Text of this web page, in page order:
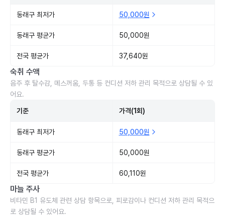
동래구 최저가 50,000원
동래구 평균가 50,000원
전국 평균가 37,640원
숙취 수액
음주 후 탈수감, 메스꺼움, 두통 등 컨디션 저하 관리 목적으로 상담될 수 있
어요.
기준 가격(1회)
동래구 최저가 50,000원
동래구 평균가 50,000원
전국 평균가 60,110원
마늘 주사
비타민 B1 유도체 관련 상담 항목으로, 피로감이나 컨디션 저하 관리 목적으
로 상담될 수 있어요.